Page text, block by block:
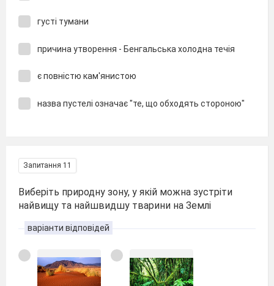
густі тумани
причина утворення - Бенгальська холодна течія
є повністю кам'янистою
назва пустелі означає "те, що обходять стороною"
Запитання 11
Виберіть природну зону, у якій можна зустріти
найвищу та найшвидшу тварини на Землі
варіанти відповідей